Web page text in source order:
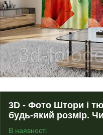
3D - Фото Штори і
будь-який розмір.
В наявності